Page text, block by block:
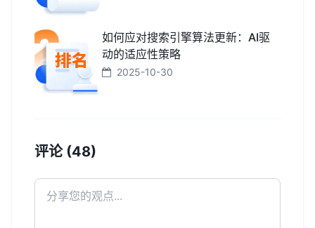
如何应对搜索引擎算法更新：AI驱
动的适应性策略
2025-10-30
评论 (48)